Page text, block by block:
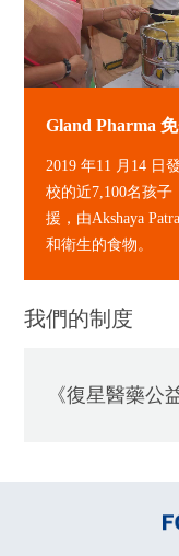
Gland Pharma
2019 年11 月14 日
校的近7,100名孩
援，由Akshaya
和衛生的食物。
我們的制度
《復星醫藥公